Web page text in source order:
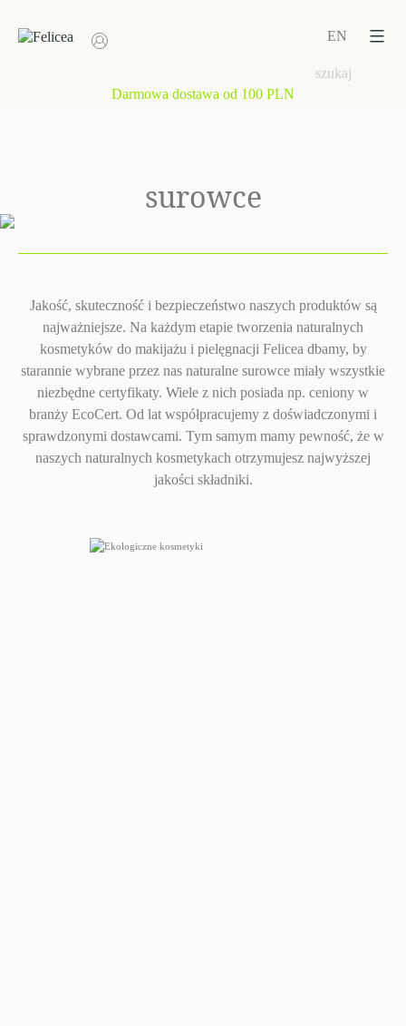
treści
EN
Darmowa dostawa od 100 PLN
surowce
Jakość, skuteczność i bezpieczeństwo naszych produktów są
najważniejsze. Na każdym etapie tworzenia naturalnych
kosmetyków do makijażu i pielęgnacji Felicea dbamy, by
starannie wybrane przez nas naturalne surowce miały wszystkie
niezbędne certyfikaty. Wiele z nich posiada np. ceniony w
branży EcoCert. Od lat współpracujemy z doświadczonymi i
sprawdzonymi dostawcami. Tym samym mamy pewność, że w
naszych naturalnych kosmetykach otrzymujesz najwyższej
jakości składniki.